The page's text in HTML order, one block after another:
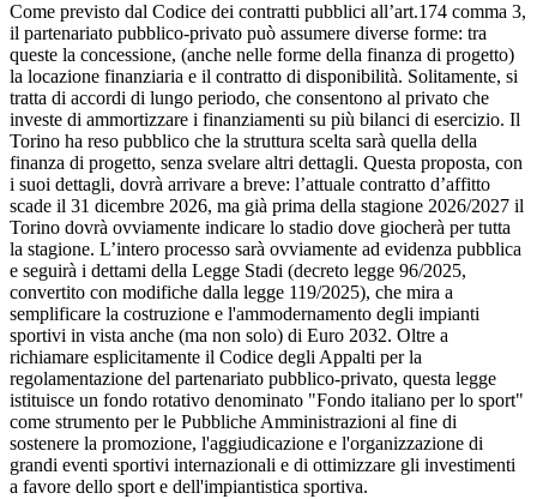
Come previsto dal Codice dei contratti pubblici all’art.174 comma 3,
il partenariato pubblico-privato può assumere diverse forme: tra
queste la concessione, (anche nelle forme della finanza di progetto)
la locazione finanziaria e il contratto di disponibilità. Solitamente, si
tratta di accordi di lungo periodo, che consentono al privato che
investe di ammortizzare i finanziamenti su più bilanci di esercizio. Il
Torino ha reso pubblico che la struttura scelta sarà quella della
finanza di progetto, senza svelare altri dettagli. Questa proposta, con
i suoi dettagli, dovrà arrivare a breve: l’attuale contratto d’affitto
scade il 31 dicembre 2026, ma già prima della stagione 2026/2027 il
Torino dovrà ovviamente indicare lo stadio dove giocherà per tutta
la stagione. L’intero processo sarà ovviamente ad evidenza pubblica
e seguirà i dettami della Legge Stadi (decreto legge 96/2025,
convertito con modifiche dalla legge 119/2025), che mira a
semplificare la costruzione e l'ammodernamento degli impianti
sportivi in vista anche (ma non solo) di Euro 2032. Oltre a
richiamare esplicitamente il Codice degli Appalti per la
regolamentazione del partenariato pubblico-privato, questa legge
istituisce un fondo rotativo denominato "Fondo italiano per lo sport"
come strumento per le Pubbliche Amministrazioni al fine di
sostenere la promozione, l'aggiudicazione e l'organizzazione di
grandi eventi sportivi internazionali e di ottimizzare gli investimenti
a favore dello sport e dell'impiantistica sportiva.